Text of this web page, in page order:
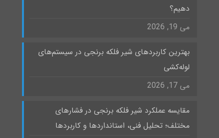
دهیم؟
می 19, 2026
بهترین کاربردهای شیر فلکه برنجی در سیستم‌های
لوله‌کشی
می 17, 2026
مقایسه عملکرد شیر فلکه برنجی در فشارهای
مختلف؛ تحلیل فنی، استانداردها و کاربردها